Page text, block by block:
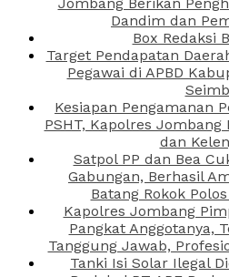
Dandim dan
Box Redaksi
Target Pendapatan
Pegawai di APBD
Kesiapan Pengamanan
PSHT, Kapolres Jombang
dan
Satpol PP dan Bea
Gabungan, Berhasil
Batang Rokok
Kapolres Jombang
Pangkat Anggotanya,
Tanggung Jawab,
Tanki Isi Solar Ilegal